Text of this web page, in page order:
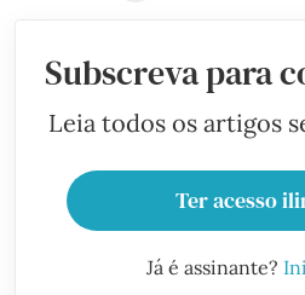
Subscreva para
Leia todos os artigos
Ter acesso
Já é assinante?